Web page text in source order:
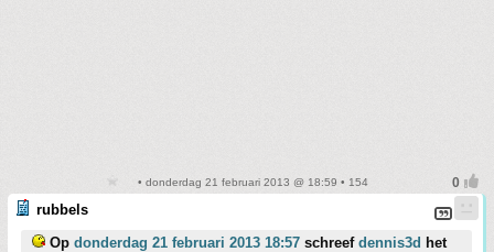
• donderdag 21 februari 2013 @ 18:59 • 154
rubbels
Op donderdag 21 februari 2013 18:57 schreef dennis3d het